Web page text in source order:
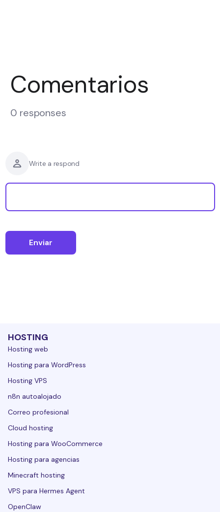
Comentarios
0 responses
Write a respond
HOSTING
Hosting web
Hosting para WordPress
Hosting VPS
n8n autoalojado
Correo profesional
Cloud hosting
Hosting para WooCommerce
Hosting para agencias
Minecraft hosting
VPS para Hermes Agent
OpenClaw